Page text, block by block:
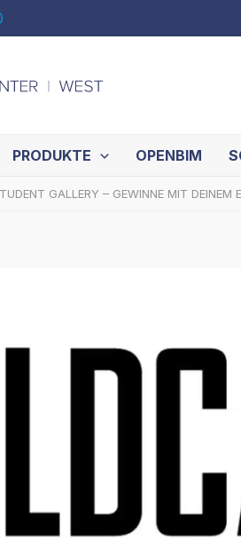
PRODUKTE OPENBIM
GALLERY – GEWINNE MIT DEINEM